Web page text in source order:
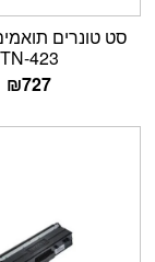
TN-423
₪727